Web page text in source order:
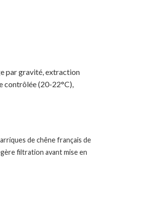
par gravité, extraction
contrôlée (20-22°C),
de chêne français de
filtration avant mise en